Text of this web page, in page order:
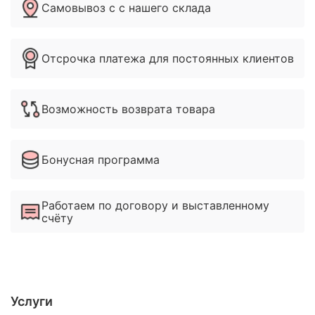
указанному в контаках сайтах.
Самовывоз с с нашего склада
Отсрочка платежа для постоянных клиентов
Возможность возврата товара
Бонусная программа
Работаем по договору и выставленному
счёту
Услуги